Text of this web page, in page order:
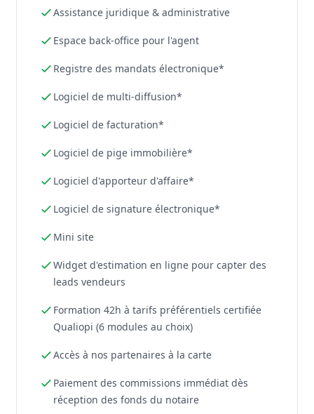
Assistance juridique & administrative
Espace back-office pour l'agent
Registre des mandats électronique*
Logiciel de multi-diffusion*
Logiciel de facturation*
Logiciel de pige immobilière*
Logiciel d'apporteur d'affaire*
Logiciel de signature électronique*
Mini site
Widget d'estimation en ligne pour capter des
leads vendeurs
Formation 42h à tarifs préférentiels certifiée
Qualiopi (6 modules au choix)
Accès à nos partenaires à la carte
Paiement des commissions immédiat dès
réception des fonds du notaire